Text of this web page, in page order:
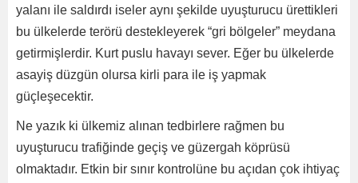
yalanı ile saldırdı iseler aynı şekilde uyuşturucu ürettikleri
bu ülkelerde terörü destekleyerek “gri bölgeler” meydana
getirmişlerdir. Kurt puslu havayı sever. Eğer bu ülkelerde
asayiş düzgün olursa kirli para ile iş yapmak
güçleşecektir.
Ne yazık ki ülkemiz alınan tedbirlere rağmen bu
uyuşturucu trafiğinde geçiş ve güzergah köprüsü
olmaktadır. Etkin bir sınır kontrolüne bu açıdan çok ihtiyaç